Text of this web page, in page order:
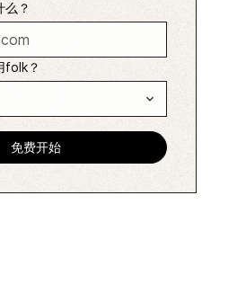
么？
folk？